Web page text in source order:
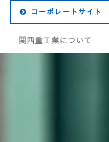
コーポレートサイト
関西重工業について